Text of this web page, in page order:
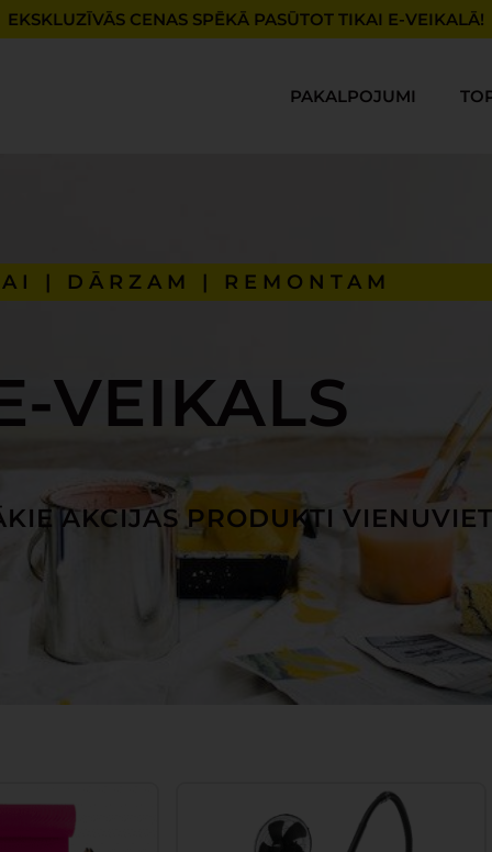
EKSKLUZĪVĀS CENAS SPĒKĀ PASŪTOT TIKAI E-VEIKALĀ!
PAKALPOJUMI
| DĀRZAM | REMONTAM
VEIKALS
AKCIJAS PRODUKTI